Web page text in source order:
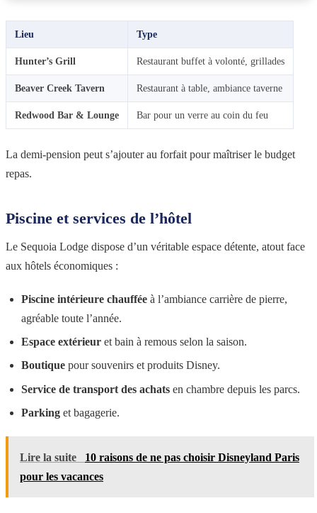
Lieu Type
Hunter’s Grill Restaurant buffet à volonté, grillades
Beaver Creek Tavern Restaurant à table, ambiance taverne
Redwood Bar & Lounge Bar pour un verre au coin du feu
La demi-pension peut s’ajouter au forfait pour maîtriser le budget
repas.
Piscine et services de l’hôtel
Le Sequoia Lodge dispose d’un véritable espace détente, atout face
aux hôtels économiques :
Piscine intérieure chauffée à l’ambiance carrière de pierre,
agréable toute l’année.
Espace extérieur et bain à remous selon la saison.
Boutique pour souvenirs et produits Disney.
Service de transport des achats en chambre depuis les parcs.
Parking et bagagerie.
Lire la suite
10 raisons de ne pas choisir Disneyland Paris
pour les vacances